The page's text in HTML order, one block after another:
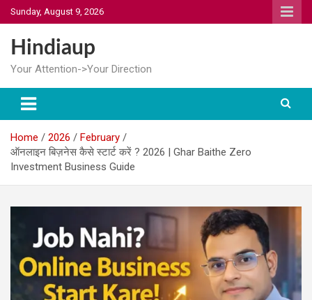
Skip
to
content
Sunday, August 9, 2026
Hindiaup
Your Attention->Your Direction
Home 2026
February
ऑनलाइन बिज़नेस कैसे स्टार्ट करें ? 2026 | Ghar Baithe Zero
Investment Business Guide